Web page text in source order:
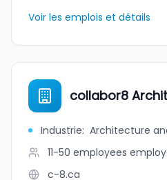
Voir les emplois et détails
collabor8
Industrie: Architecture
11-50 employees
c-8.ca